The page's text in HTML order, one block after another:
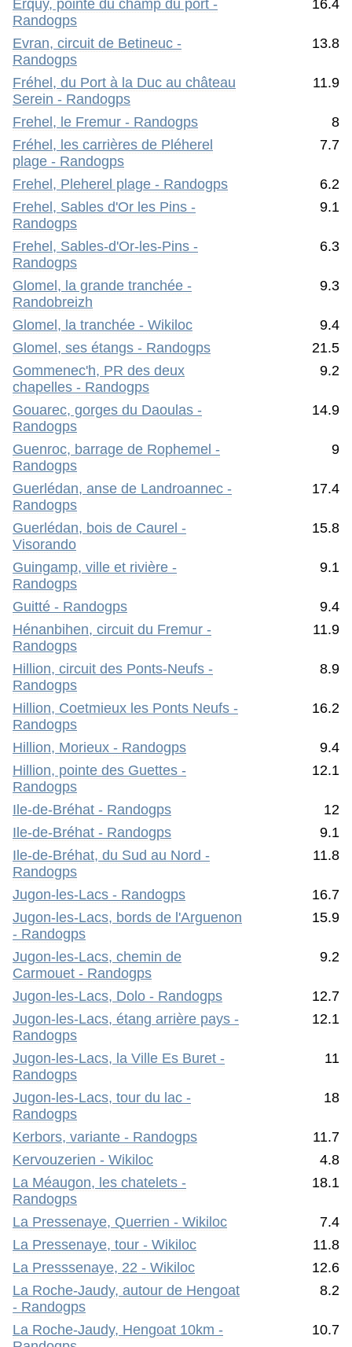
Erquy, pointe du champ du port -
Randogps
16.4
Evran, circuit de Betineuc -
Randogps
13.8
Fréhel, du Port à la Duc au château
Serein - Randogps
11.9
Frehel, le Fremur - Randogps
8
Fréhel, les carrières de Pléherel
plage - Randogps
7.7
Frehel, Pleherel plage - Randogps
6.2
Frehel, Sables d'Or les Pins -
Randogps
9.1
Frehel, Sables-d'Or-les-Pins -
Randogps
6.3
Glomel, la grande tranchée -
Randobreizh
9.3
Glomel, la tranchée - Wikiloc
9.4
Glomel, ses étangs - Randogps
21.5
Gommenec'h, PR des deux
chapelles - Randogps
9.2
Gouarec, gorges du Daoulas -
Randogps
14.9
Guenroc, barrage de Rophemel -
Randogps
9
Guerlédan, anse de Landroannec -
Randogps
17.4
Guerlédan, bois de Caurel -
Visorando
15.8
Guingamp, ville et rivière -
Randogps
9.1
Guitté - Randogps
9.4
Hénanbihen, circuit du Fremur -
Randogps
11.9
Hillion, circuit des Ponts-Neufs -
Randogps
8.9
Hillion, Coetmieux les Ponts Neufs -
Randogps
16.2
Hillion, Morieux - Randogps
9.4
Hillion, pointe des Guettes -
Randogps
12.1
Ile-de-Bréhat - Randogps
12
Ile-de-Bréhat - Randogps
9.1
Ile-de-Bréhat, du Sud au Nord -
Randogps
11.8
Jugon-les-Lacs - Randogps
16.7
Jugon-les-Lacs, bords de l'Arguenon
- Randogps
15.9
Jugon-les-Lacs, chemin de
Carmouet - Randogps
9.2
Jugon-les-Lacs, Dolo - Randogps
12.7
Jugon-les-Lacs, étang arrière pays -
Randogps
12.1
Jugon-les-Lacs, la Ville Es Buret -
Randogps
11
Jugon-les-Lacs, tour du lac -
Randogps
18
Kerbors, variante - Randogps
11.7
Kervouzerien - Wikiloc
4.8
La Méaugon, les chatelets -
Randogps
18.1
La Pressenaye, Querrien - Wikiloc
7.4
La Pressenaye, tour - Wikiloc
11.8
La Presssenaye, 22 - Wikiloc
12.6
La Roche-Jaudy, autour de Hengoat
- Randogps
8.2
La Roche-Jaudy, Hengoat 10km -
10.7